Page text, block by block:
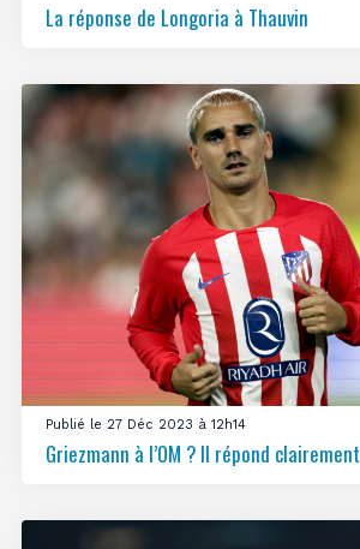
La réponse de Longoria à Thauvin
Publié le 27 Déc 2023 à 12h14
Griezmann à l’OM ? Il répond clairement